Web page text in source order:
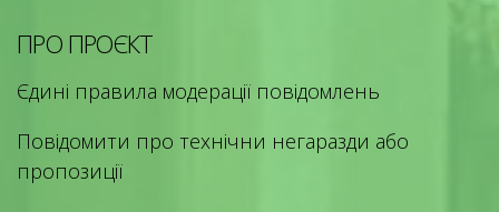
ПРО ПРОЄКТ
Єдині правила модерації повідомлень
Повідомити про технічни негаразди або
пропозиції